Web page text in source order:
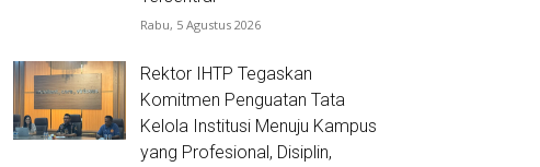
Rabu, 5 Agustus 2026
Rektor IHTP Tegaskan
Komitmen Penguatan Tata
Kelola Institusi Menuju Kampus
yang Profesional, Disiplin,